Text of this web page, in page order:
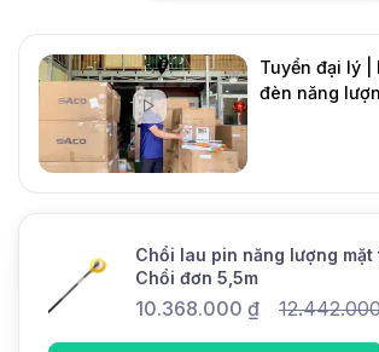
Tuyển đại lý |
đèn năng
Chổi lau pin năng lượng
Chổi đơn 5,5m
10.368.000 ₫